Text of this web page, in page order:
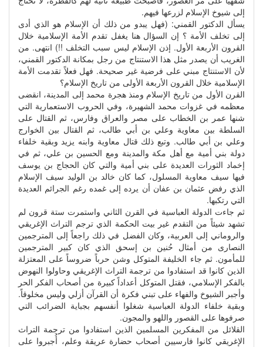
إلى شيوخ الإسلام لزرعها فيهم.
يسأل الدكتور القمني: (فهل يبدو من ذلك أن الإسلام هو الذي أدى
إلى تخلف الأمة ؟ إن السؤال هنا يغفل تقدم الأمة الإسلامية خلال
القرون الأربعة الأول. إذن الإسلام ليس سبب التخلف !!) انتهى. من
الغريب أن يصدر مثل هذا الاستنتاج من رجل بمكانة الدكتور القمني،
لأن الاستنتاج مبني على فرضية غير صحيحة. فهل فعلاً تقدمت الأمة
الإسلامية خلال القرون الأربعة الأولى من تاريخ الإسلام؟
القرن الأول من تاريخ الإسلام ومنذ هجرة محمد إلى المدينة، انقضى
معظمه في غزوات محمد الشهيرة، وفي الحروب الاستعمارية التي
شنها عمر بن الخطاب على مصر والعراق وفارس، ثم القتال على
السلطة بين معاوية وعلي بن أبي طالب، ثم القتال بين الخوارج
وعلي بن أبي طالب. وتبع ذلك قتال معاوية وابنه يزيد وبقية خلفاء
دولة بني أمية مع أهل مكة والمدينة ومع الحسين بن علي، ثم في
إخماد الثورات العديدة على بني أمية والتي كان الحجاج بن يوسف
فيها سيف معاوية المسلول، كما كان خالد بن الوليد سيف الإسلام
الذي رفض عثمان بن عفان أن يرده إلى غمده رغم الجرائم العديدة
التي رتكبها.
ثم جاءت الدولة العباسية في القرن الثاني واستمرت ستة قرون لم
تشهد شيئاً من التقدم غير بيت الحكمة الذي ترجم التراث الإغريقي
والروماني إلى العربية، وكان الفضل في ذلك راجعاً إلى المترجمين
النصارى من أمثال حُنين بن إسحق الذي كان كبير المترجمين
للمأمون. ثم جاء الخليفة المتوكل وشن حرباً ضروساً على المعتزلة
الذين كانوا قد استفادوا من ترجمة التراث الإغريقي وحاولوا النهوض
بالفكر الإسلامي، فقتل المتوكل أعداداً كبيرة من أصحاب الفكر الحر
وأجبر الشيوخ والفهاء على تبني فكرة أن القرآن أزلي وليس مخلوقاً.
وبقية خلفاء الدولة العباسية شغلوا أنفسهم بجباية الضرائب التي
صرفوها على القصور واللهو والمجون.
القلائل من المفكرين المسلمين الذين استفادوا من ترجمة التراث
الإغريقي كانوا فارسيين أصحاب حضارة عريقة وعلم، أُجبروا على